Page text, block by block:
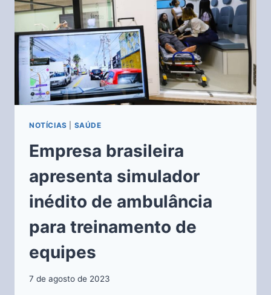
NOTÍCIAS SAÚDE
Empresa brasileira
apresenta simulador
inédito de ambulância
para treinamento de
equipes
7 de agosto de 2023